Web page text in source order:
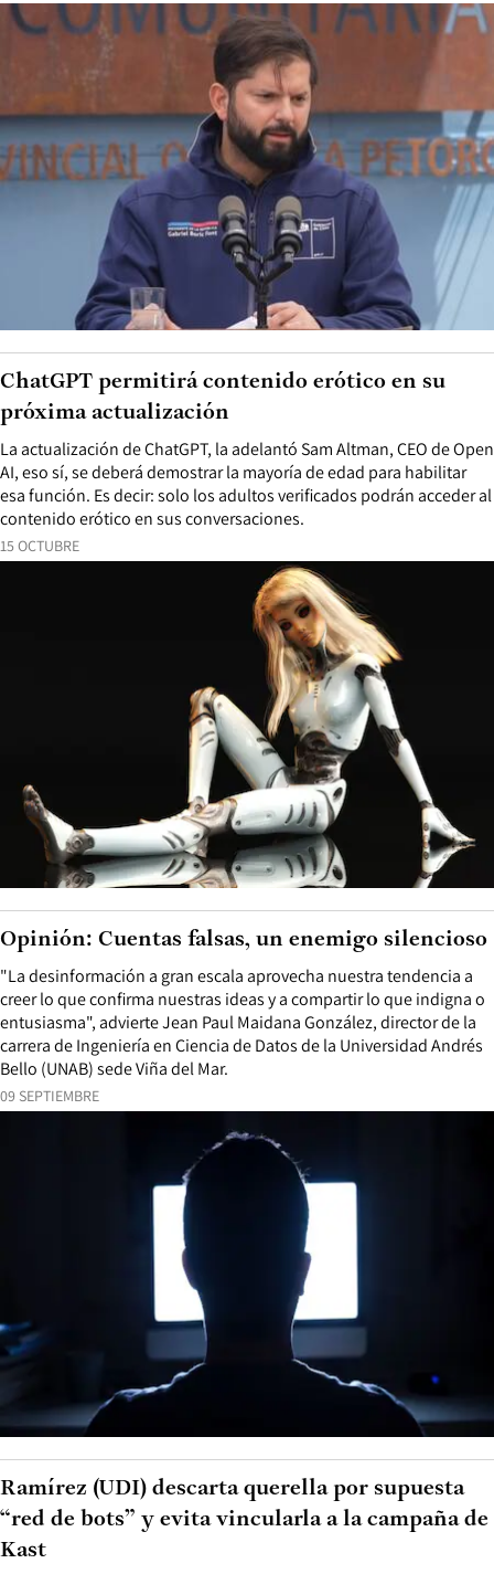
15 OCTUBRE
La actualización de ChatGPT, la adelantó Sam Altman, CEO de Open
AI, eso sí, se deberá demostrar la mayoría de edad para habilitar
esa función. Es decir: solo los adultos verificados podrán acceder al
contenido erótico en sus conversaciones.
ChatGPT permitirá contenido erótico en su
próxima actualización
09 SEPTIEMBRE
"La desinformación a gran escala aprovecha nuestra tendencia a
creer lo que confirma nuestras ideas y a compartir lo que indigna o
entusiasma", advierte Jean Paul Maidana González, director de la
carrera de Ingeniería en Ciencia de Datos de la Universidad Andrés
Bello (UNAB) sede Viña del Mar.
Opinión: Cuentas falsas, un enemigo silencioso
Ramírez (UDI) descarta querella por supuesta
“red de bots” y evita vincularla a la campaña de
Kast